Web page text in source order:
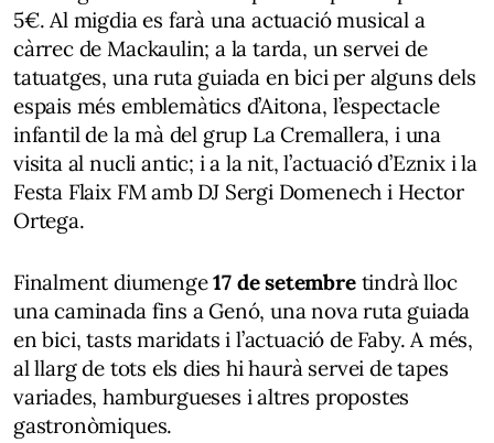
5€. Al migdia es farà una actuació musical a
càrrec de Mackaulin; a la tarda, un servei de
tatuatges, una ruta guiada en bici per alguns dels
espais més emblemàtics d’Aitona, l’espectacle
infantil de la mà del grup La Cremallera, i una
visita al nucli antic; i a la nit, l’actuació d’Eznix i la
Festa Flaix FM amb DJ Sergi Domenech i Hector
Ortega.
Finalment diumenge17 de setembretindrà lloc
una caminada fins a Genó, una nova ruta guiada
en bici, tasts maridats i l’actuació de Faby. A més,
al llarg de tots els dies hi haurà servei de tapes
variades, hamburgueses i altres propostes
gastronòmiques.